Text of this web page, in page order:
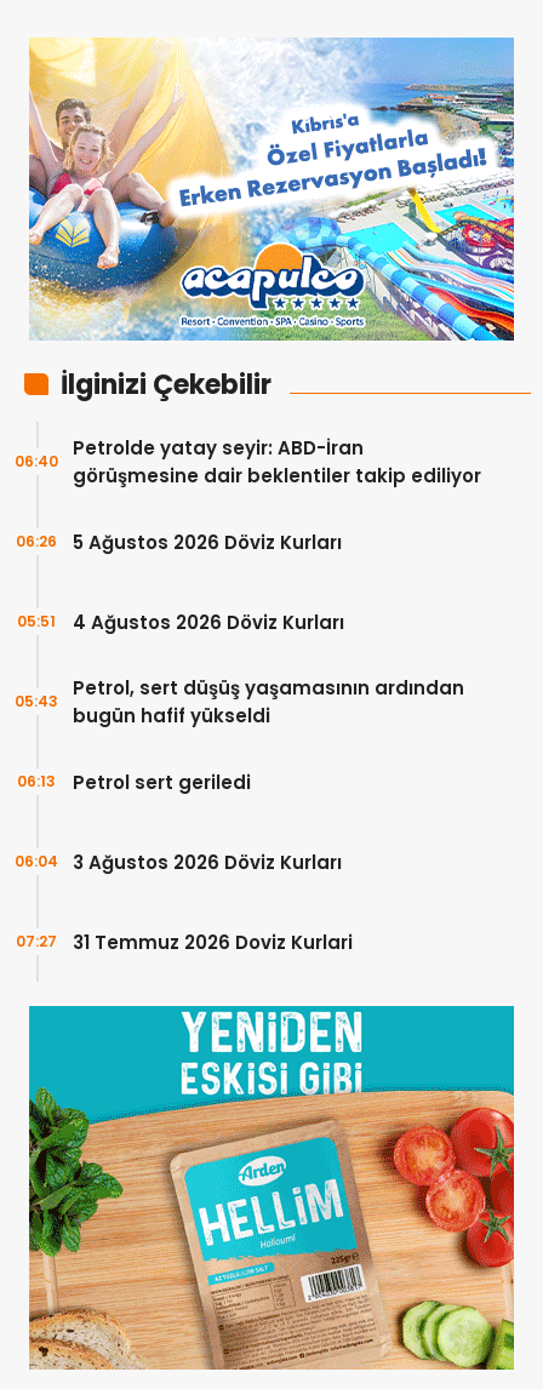
İlginizi Çekebilir
Petrolde yatay seyir: ABD-İran
görüşmesine dair beklentiler takip ediliyor
06:40
5 Ağustos 2026 Döviz Kurları
06:26
4 Ağustos 2026 Döviz Kurları
05:51
Petrol, sert düşüş yaşamasının ardından
bugün hafif yükseldi
05:43
Petrol sert geriledi
06:13
3 Ağustos 2026 Döviz Kurları
06:04
31 Temmuz 2026 Doviz Kurlari
07:27